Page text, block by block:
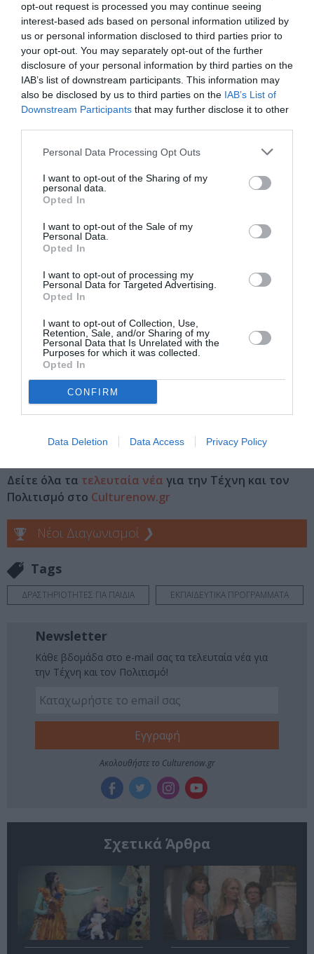
opt-out request is processed you may continue seeing
interest-based ads based on personal information utilized by
us or personal information disclosed to third parties prior to
your opt-out. You may separately opt-out of the further
disclosure of your personal information by third parties on the
IAB’s list of downstream participants. This information may
also be disclosed by us to third parties on the IAB’s List of
Downstream Participants that may further disclose it to other
Personal Data Processing Opt Outs
I want to opt-out of the Sharing of my
personal data.
Opted In
I want to opt-out of the Sale of my
Personal Data.
Opted In
I want to opt-out of processing my
Personal Data for Targeted Advertising.
Opted In
I want to opt-out of Collection, Use,
Retention, Sale, and/or Sharing of my
Personal Data that Is Unrelated with the
Purposes for which it was collected.
Opted In
CONFIRM
Data Deletion Data Access Privacy Policy
Η οικονομική συμμετοχή για την 8η περίοδο είναι 130,00
ευρώ για κάθε παιδί και ισχύει ειδική τιμή για έγκαιρη
εγγραφή (early bird) 110,00 ευρώ για κάθε παιδί για
κρατήσεις έως τις 06/07.
Στο πρόγραμμα μπορούν να συμμετέχουν παιδιά που έχουν
γεννηθεί κατά τα έτη 2014 – 2020.
Ταυτότητα Εκδήλωσης
Ημερομηνία:
καθημερινές 8:30 π.μ. – 3:30 μ.μ.
Ελληνικό Παιδικό Μουσείο, Βασ. Γεωργίου B 19,
Αθήνα
Παιδικό Μουσείο
Πληροφορίες / Κρατήσεις:
hcm.gr
Ακολουθήστε το Culturenow.gr στο
μάθετε πρώτοι όλες τις ειδήσεις
Δείτε όλα τα τελευταία νέα για την Τέχνη και τον
Πολιτισμό στο Culturenow.gr
Νέοι Διαγωνισμοί ❯
Tags
ΔΡΑΣΤΗΡΙΟΤΗΤΕΣ ΓΙΑ ΠΑΙΔΙΑ ΕΚΠΑΙΔΕΥΤΙΚΑ ΠΡΟΓΡΑΜΜΑΤΑ
Newsletter
Κάθε βδομάδα στο e-mail σας τα τελευταία νέα για
την Τέχνη και τον Πολιτισμό!
Ακολουθήστε το Culturenow.gr
Σχετικά Άρθρα